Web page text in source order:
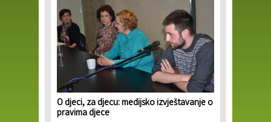
O djeci, za djecu: medijsko izvještavanje o
pravima djece